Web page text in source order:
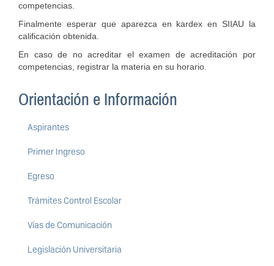
competencias.
Finalmente esperar que aparezca en kardex en SIIAU la
calificación obtenida.
En caso de no acreditar el examen de acreditación por
competencias, registrar la materia en su horario.
Orientación e Información
Aspirantes
Primer Ingreso
Egreso
Trámites Control Escolar
Vías de Comunicación
Legislación Universitaria